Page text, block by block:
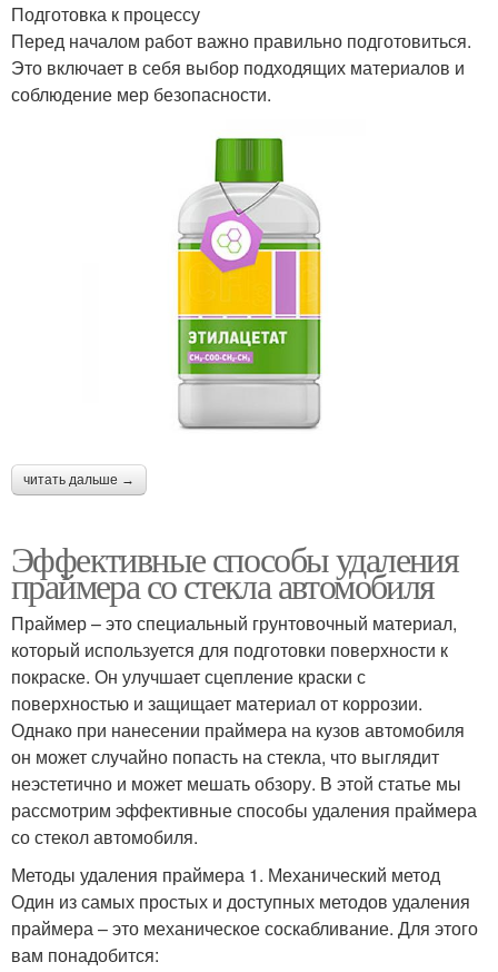
Подготовка к процессу
Перед началом работ важно правильно подготовиться.
Это включает в себя выбор подходящих материалов и
соблюдение мер безопасности.
читать дальше →
Эффективные способы удаления
праймера со стекла автомобиля
Праймер – это специальный грунтовочный материал,
который используется для подготовки поверхности к
покраске. Он улучшает сцепление краски с
поверхностью и защищает материал от коррозии.
Однако при нанесении праймера на кузов автомобиля
он может случайно попасть на стекла, что выглядит
неэстетично и может мешать обзору. В этой статье мы
рассмотрим эффективные способы удаления праймера
со стекол автомобиля.
Методы удаления праймера 1. Механический метод
Один из самых простых и доступных методов удаления
праймера – это механическое соскабливание. Для этого
вам понадобится: